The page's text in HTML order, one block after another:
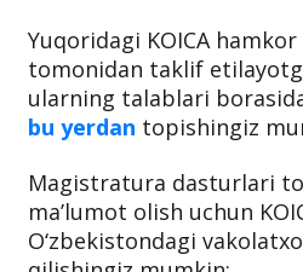
Yuqoridagi KOICA
tomonidan taklif
ularning talablari
bu yerdan topishingiz
Magistratura dasturlari
ma’lumot olish uchun
O‘zbekistondagi